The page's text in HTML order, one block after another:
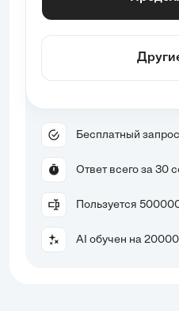
Бесплатный
Ответ всего за 30
Пользуется
AI обучен на